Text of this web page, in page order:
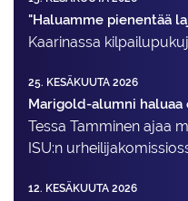
"Haluamme pienentää
Kaarinassa
25. KESÄKUUTA 2026
Marigold-alumni
Tessa Tamminen ajaa
ISU:n
12. KESÄKUUTA 2026